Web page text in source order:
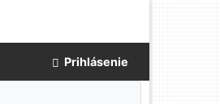
Prihlásenie